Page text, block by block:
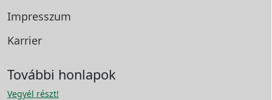
Impresszum
Karrier
További honlapok
Vegyél részt!